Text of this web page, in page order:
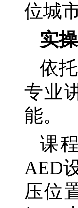
位城
实
依托
专业
能。
课
AED
压位